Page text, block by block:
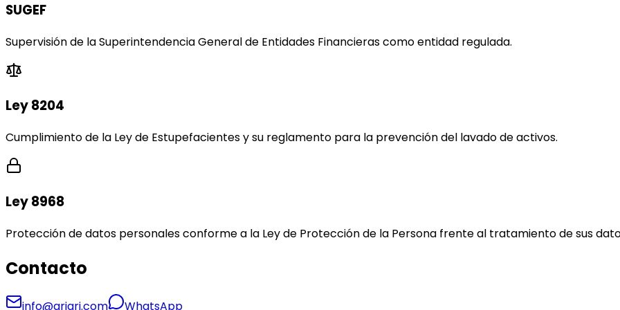
SUGEF
Supervisión de la Superintendencia General de Entidades Financieras como entidad regulada.
Ley 8204
Cumplimiento de la Ley de Estupefacientes y su reglamento para la prevención del lavado de activos.
Ley 8968
Protección de datos personales conforme a la Ley de Protección de la Persona frente al tratamiento de sus
Contacto
info@ariari.com WhatsApp